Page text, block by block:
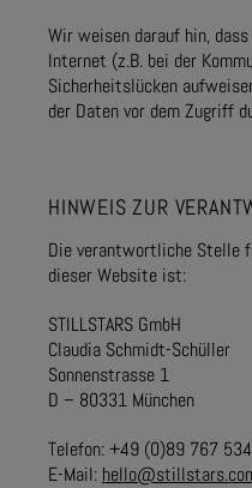
Wir weisen darauf hin,
Internet (z.B. bei der
Sicherheitslücken
der Daten vor dem Zugriff
HINWEIS ZUR
Die verantwortliche Stelle
dieser Website ist:
STILLSTARS GmbH
Claudia Schmidt-Schüller
Sonnenstrasse 1
D – 80331 München
Telefon: +49 (0)89 767
E-Mail: